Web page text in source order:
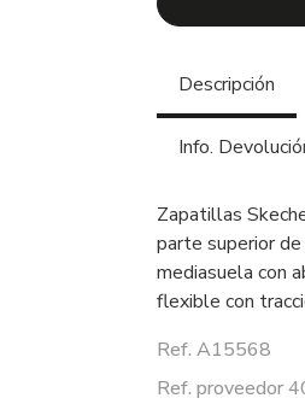
Descripción
Info.
Zapatillas
parte superior
mediasuela con
flexible con
Ref. A15568
Ref. proveedor